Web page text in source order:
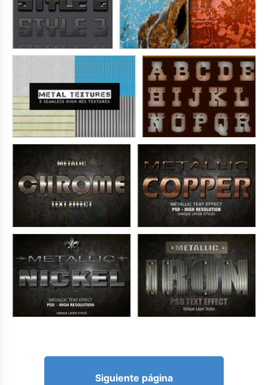
Siguiente página